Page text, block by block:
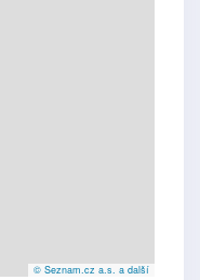
© Seznam.cz a.s. a další